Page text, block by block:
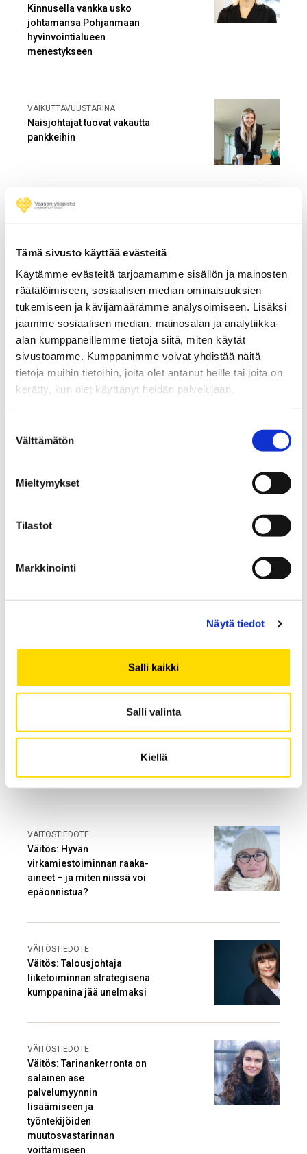
Tämä sivusto käyttää evästeitä
Käytämme evästeitä tarjoamamme sisällön ja mainosten
räätälöimiseen, sosiaalisen median ominaisuuksien
tukemiseen ja kävijämäärämme analysoimiseen. Lisäksi
jaamme sosiaalisen median, mainosalan ja analytiikka-
alan kumppaneillemme tietoja siitä, miten käytät
sivustoamme. Kumppanimme voivat yhdistää näitä
tietoja muihin tietoihin, joita olet antanut heille tai joita on
kerätty, kun olet käyttänyt heidän palvelujaan.
valinta
Välttämätön
Mieltymykset
Tilastot
Markkinointi
Näytä tiedot
Salli kaikki
Salli valinta
Kiellä
Kinnusella vankka usko
johtamansa Pohjanmaan
hyvinvointialueen
menestykseen
VAIKUTTAVUUSTARINA
Naisjohtajat tuovat vakautta
pankkeihin
”Ajatus yli 10 vuodesta
vieraalta” – nuoret eivät hae
mahdollisuuksia kehittyä ja
edetä uralla
Juhlakirja professori Jukka
Vesalaisen kunniaksi
nostaa esiin yritysten
väliset suhteet ja niiden
Pururadalta puhtia
palaveripöytiin – liikkuvasta
organisaatio
muitakin uusia
Väitös: Onko yli
ensiyrittäjyys "viidenkympin
villitystä"?
VÄITÖSTIEDOTE
Väitös: Hyvän
virkamiestoiminnan raaka-
aineet – ja miten niissä voi
epäonnistua?
VÄITÖSTIEDOTE
Väitös: Talousjohtaja
liiketoiminnan strategisena
kumppanina jää unelmaksi
VÄITÖSTIEDOTE
Väitös: Tarinankerronta on
salainen ase
palvelumyynnin
lisäämiseen ja
työntekijöiden
muutosvastarinnan
voittamiseen